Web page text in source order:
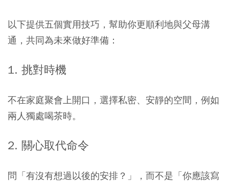
以下提供五個實用技巧，幫助你更順利地與父母溝
通，共同為未來做好準備：
1. 挑對時機
不在家庭聚會上開口，選擇私密、安靜的空間，例如
兩人獨處喝茶時。
2. 關心取代命令
問「有沒有想過以後的安排？」，而不是「你應該寫